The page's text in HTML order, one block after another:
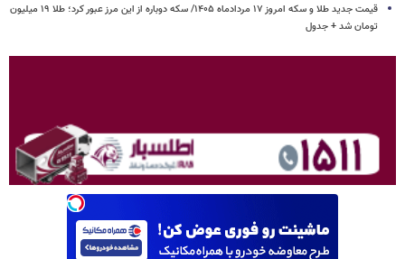
قیمت جدید طلا و سکه امروز ۱۷ مردادماه ۱۴۰۵/ سکه دوباره از این مرز عبور کرد؛ طلا ۱۹ میلیون
تومان شد + جدول